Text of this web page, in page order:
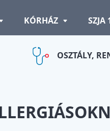
KÓRHÁZ SZJA
OSZTÁLY,